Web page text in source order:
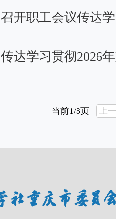
开职工会议传达
达学习贯彻2026
当前1/3页 上